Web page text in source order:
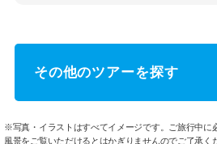
その他のツアーを探す
※写真・イラストはすべてイメージです。ご旅行中に
風景をご覧いただけるとはかぎりませんのでご了承く